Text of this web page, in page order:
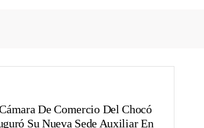
De Comercio Del Chocó
Su Nueva Sede Auxiliar En